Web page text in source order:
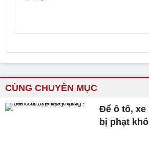
CÙNG CHUYÊN MỤC
Để ô tô, xe
bị phạt